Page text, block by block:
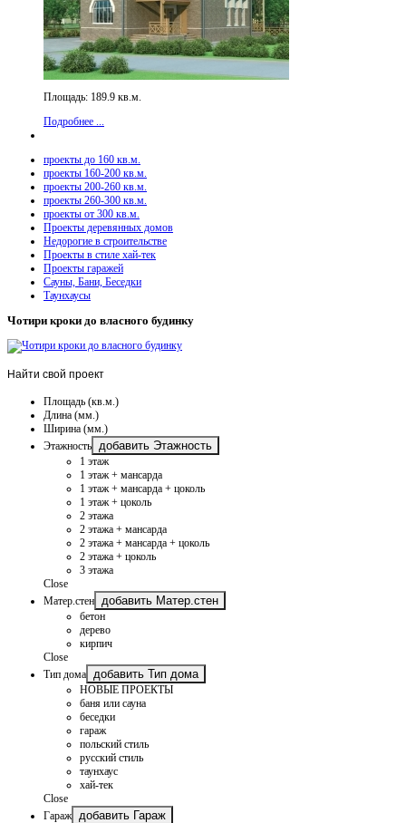
Площадь: 189.9 кв.м.
Подробнее ...
проекты до 160 кв.м.
проекты 160-200 кв.м.
проекты 200-260 кв.м.
проекты 260-300 кв.м.
проекты от 300 кв.м.
Проекты деревянных домов
Недорогие в строительстве
Проекты в стиле хай-тек
Проекты гаражей
Сауны, Бани, Беседки
Таунхаусы
Чотири кроки до власного будинку
Найти свой проект
Площадь (кв.м.)
Длина (мм.)
Ширина (мм.)
Этажность
добавить Этажность
1 этаж
1 этаж + мансарда
1 этаж + мансарда + цоколь
1 этаж + цоколь
2 этажа
2 этажа + мансарда
2 этажа + мансарда + цоколь
2 этажа + цоколь
3 этажа
Close
Матер.стен
добавить Матер.стен
бетон
дерево
кирпич
Close
Тип дома
добавить Тип дома
НОВЫЕ ПРОЕКТЫ
баня или сауна
беседки
гараж
польский стиль
русский стиль
таунхаус
хай-тек
Close
Гараж
добавить Гараж